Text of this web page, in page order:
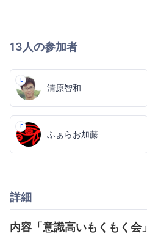
13人の参加者
清原智和
ふぁらお加藤
詳細
内容「意識高いもくもく会」